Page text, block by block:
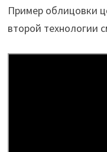
Пример облицовки
второй технологии